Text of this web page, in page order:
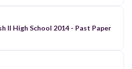
II High School 2014 - Past Paper